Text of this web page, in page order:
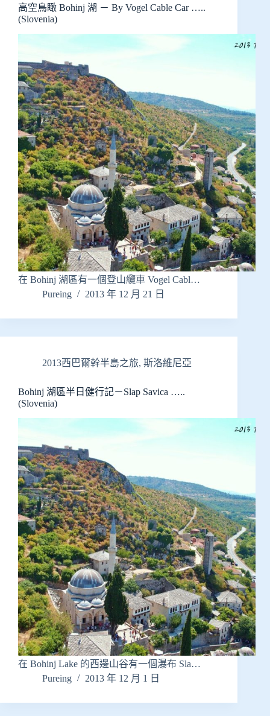
高空鳥瞰 Bohinj 湖 － By Vogel Cable Car …..
(Slovenia)
在 Bohinj 湖區有一個登山纜車 Vogel Cabl…
Pureing
2013 年 12 月 21 日
2013西巴爾幹半島之旅, 斯洛維尼亞
Bohinj 湖區半日健行記－Slap Savica …..
(Slovenia)
在 Bohinj Lake 的西邊山谷有一個瀑布 Sla…
Pureing
2013 年 12 月 1 日